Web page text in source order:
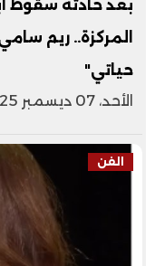
بعد حادثة سقوط
المركزة.. ريم
حياتي"
الأحد، 07 ديسمبر 2025 01:02 م
الفن